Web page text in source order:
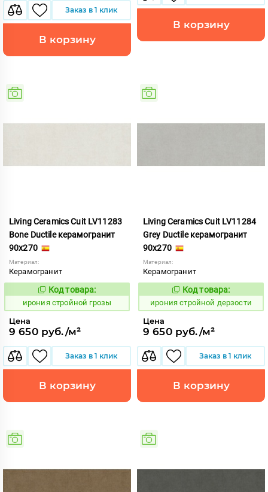
Заказ в 1 клик
В корзину
В корзину
Living Ceramics Cuit LV11283
Bone Ductile керамогранит
90x270
Материал:
Керамогранит
1104894
Код товара:
ирония стройной грозы
Цена
9 650 руб./м²
Заказ в 1 клик
В корзину
Living Ceramics Cuit LV11284
Grey Ductile керамогранит
90x270
Материал:
Керамогранит
1104895
Код товара:
ирония стройной дерзости
Цена
9 650 руб./м²
Заказ в 1 клик
В корзину